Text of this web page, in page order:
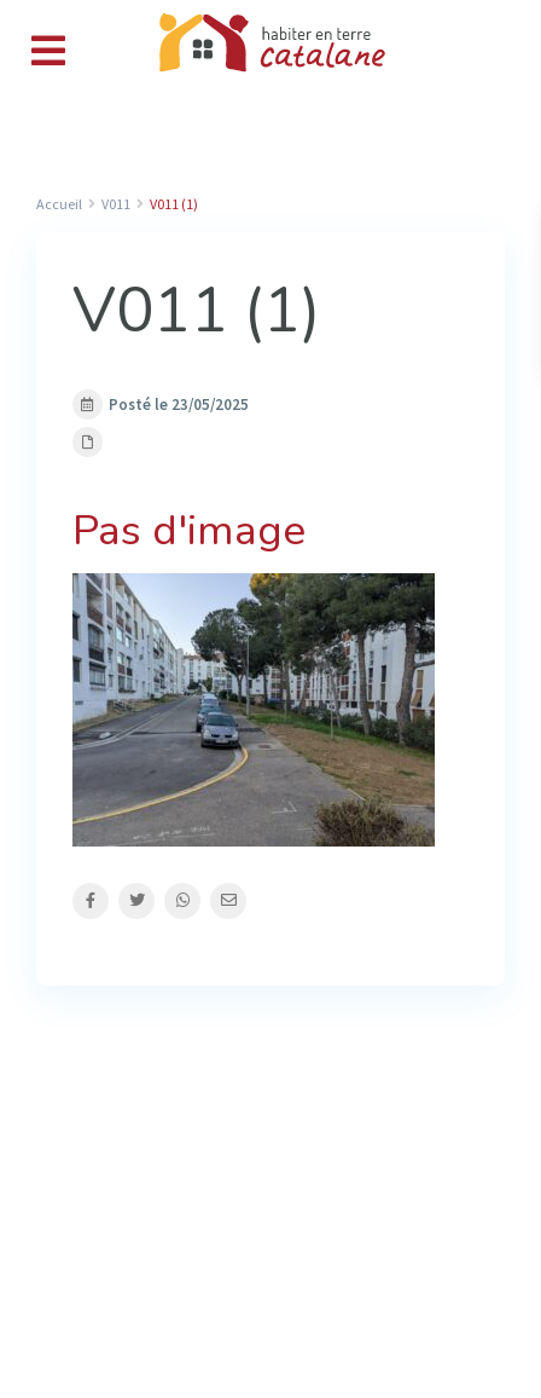
Accueil V011 V011 (1)
V011 (1)
Posté le 23/05/2025
Pas d'image